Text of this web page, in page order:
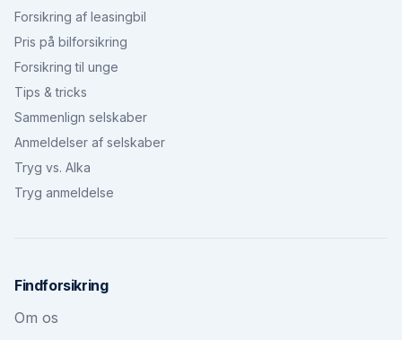
Forsikring af leasingbil
Pris på bilforsikring
Forsikring til unge
Tips & tricks
Sammenlign selskaber
Anmeldelser af selskaber
Tryg vs. Alka
Tryg anmeldelse
Findforsikring
Om os